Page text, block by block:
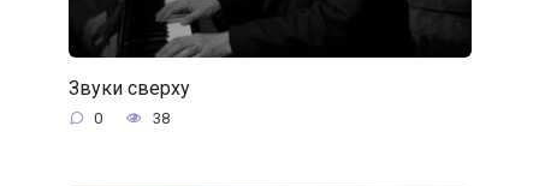
Звуки сверху
0 38